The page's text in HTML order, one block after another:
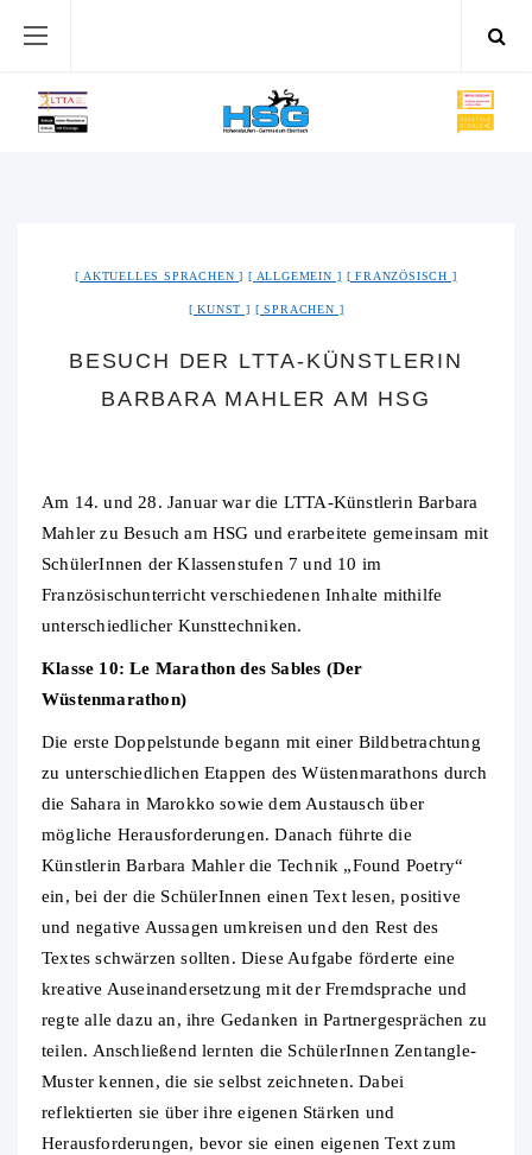
AKTUELLES SPRACHEN ALLGEMEIN FRANZÖSISCH
KUNST SPRACHEN
BESUCH DER LTTA-KÜNSTLERIN
BARBARA MAHLER AM HSG
Am 14. und 28. Januar war die LTTA-Künstlerin Barbara
Mahler zu Besuch am HSG und erarbeitete gemeinsam mit
SchülerInnen der Klassenstufen 7 und 10 im
Französischunterricht verschiedenen Inhalte mithilfe
unterschiedlicher Kunsttechniken.
Klasse 10: Le Marathon des Sables (Der
Wüstenmarathon)
Die erste Doppelstunde begann mit einer Bildbetrachtung
zu unterschiedlichen Etappen des Wüstenmarathons durch
die Sahara in Marokko sowie dem Austausch über
mögliche Herausforderungen. Danach führte die
Künstlerin Barbara Mahler die Technik „Found Poetry“
ein, bei der die SchülerInnen einen Text lesen, positive
und negative Aussagen umkreisen und den Rest des
Textes schwärzen sollten. Diese Aufgabe förderte eine
kreative Auseinandersetzung mit der Fremdsprache und
regte alle dazu an, ihre Gedanken in Partnergesprächen zu
teilen. Anschließend lernten die SchülerInnen Zentangle-
Muster kennen, die sie selbst zeichneten. Dabei
reflektierten sie über ihre eigenen Stärken und
Herausforderungen, bevor sie einen eigenen Text zum